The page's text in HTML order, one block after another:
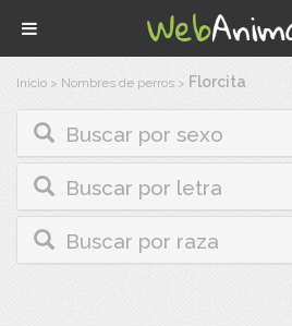
Inicio > Nombres de perros > Florcita
Buscar por sexo
Buscar por letra
Buscar por raza